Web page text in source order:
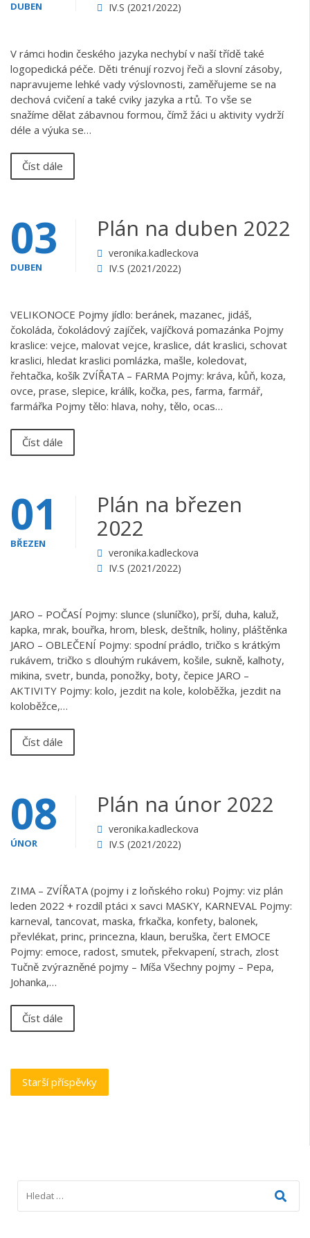
DUBEN IV.S (2021/2022)
V rámci hodin českého jazyka nechybí v naší třídě také
logopedická péče. Děti trénují rozvoj řeči a slovní zásoby,
napravujeme lehké vady výslovnosti, zaměřujeme se na
dechová cvičení a také cviky jazyka a rtů. To vše se
snažíme dělat zábavnou formou, čímž žáci u aktivity vydrží
déle a výuka se…
Číst dále
03
DUBEN
Plán na duben 2022
veronika.kadleckova
IV.S (2021/2022)
VELIKONOCE Pojmy jídlo: beránek, mazanec, jidáš,
čokoláda, čokoládový zajíček, vajíčková pomazánka Pojmy
kraslice: vejce, malovat vejce, kraslice, dát kraslici, schovat
kraslici, hledat kraslici pomlázka, mašle, koledovat,
řehtačka, košík ZVÍŘATA – FARMA Pojmy: kráva, kůň, koza,
ovce, prase, slepice, králík, kočka, pes, farma, farmář,
farmářka Pojmy tělo: hlava, nohy, tělo, ocas…
Číst dále
01
BŘEZEN
Plán na březen
2022
veronika.kadleckova
IV.S (2021/2022)
JARO – POČASÍ Pojmy: slunce (sluníčko), prší, duha, kaluž,
kapka, mrak, bouřka, hrom, blesk, deštník, holiny, pláštěnka
JARO – OBLEČENÍ Pojmy: spodní prádlo, tričko s krátkým
rukávem, tričko s dlouhým rukávem, košile, sukně, kalhoty,
mikina, svetr, bunda, ponožky, boty, čepice JARO –
AKTIVITY Pojmy: kolo, jezdit na kole, koloběžka, jezdit na
koloběžce,…
Číst dále
08
ÚNOR
Plán na únor 2022
veronika.kadleckova
IV.S (2021/2022)
ZIMA – ZVÍŘATA (pojmy i z loňského roku) Pojmy: viz plán
leden 2022 + rozdíl ptáci x savci MASKY, KARNEVAL Pojmy:
karneval, tancovat, maska, frkačka, konfety, balonek,
převlékat, princ, princezna, klaun, beruška, čert EMOCE
Pojmy: emoce, radost, smutek, překvapení, strach, zlost
Tučně zvýrazněné pojmy – Míša Všechny pojmy – Pepa,
Johanka,…
Číst dále
Navigace
pro
Starší příspěvky